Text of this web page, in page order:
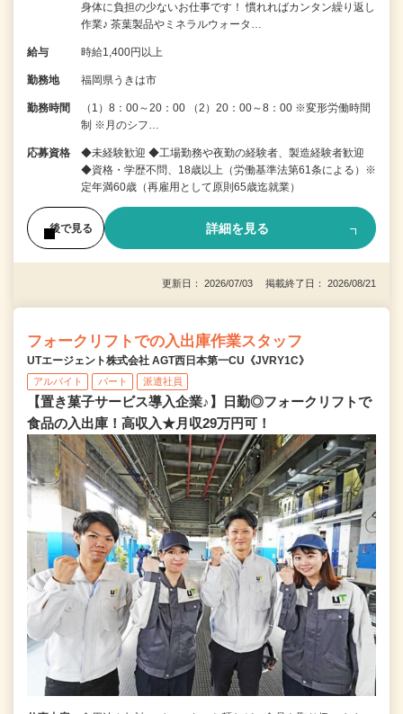
身体に負担の少ないお仕事です！ 慣れればカンタン繰り返し
作業♪ 茶葉製品やミネラルウォータ…
給与 時給1,400円以上
勤務地 福岡県うきは市
勤務時間
（1）8：00～20：00 （2）20：00～8：00 ※変形労働時間
制 ※月のシフ…
応募資格
◆未経験歓迎 ◆工場勤務や夜勤の経験者、製造経験者歓迎
◆資格・学歴不問、18歳以上（労働基準法第61条による）※
定年満60歳（再雇用として原則65歳迄就業）
後で見る 詳細を見る
更新日： 2026/07/03 掲載終了日： 2026/08/21
フォークリフトでの入出庫作業スタッフ
UTエージェント株式会社 AGT西日本第一CU《JVRY1C》
アルバイト パート 派遣社員
【置き菓子サービス導入企業♪】日勤◎フォークリフトで
食品の入出庫！高収入★月収29万円可！